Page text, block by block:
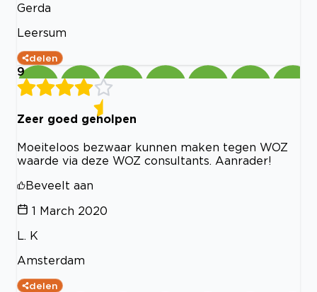
Gerda
Leersum
delen
9
Zeer goed geholpen
Moeiteloos bezwaar kunnen maken tegen WOZ
waarde via deze WOZ consultants. Aanrader!
Beveelt aan
1 March 2020
L. K
Amsterdam
delen